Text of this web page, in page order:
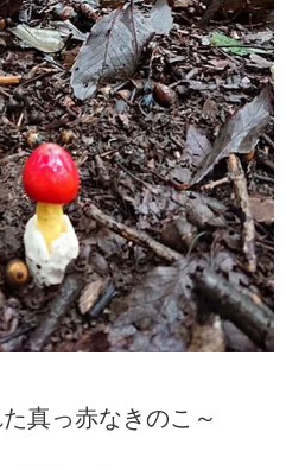
真っ赤なきのこ～